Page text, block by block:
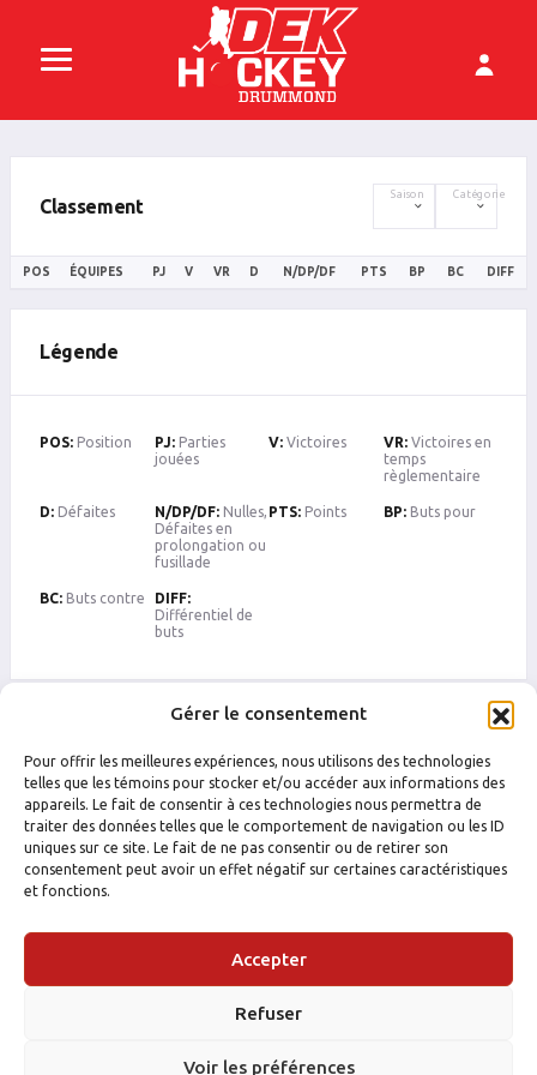
Gérer le consentement
Pour offrir les meilleures expériences, nous utilisons des technologies
telles que les témoins pour stocker et/ou accéder aux informations des
appareils. Le fait de consentir à ces technologies nous permettra de
traiter des données telles que le comportement de navigation ou les ID
uniques sur ce site. Le fait de ne pas consentir ou de retirer son
consentement peut avoir un effet négatif sur certaines caractéristiques
et fonctions.
Accepter
Refuser
Voir les préférences
Classement
Saison Catégorie
POS ÉQUIPES PJ V VR D N/DP/DF PTS BP BC DIFF
Légende
POS: Position PJ:Parties
jouées
V: Victoires VR:Victoires en
temps
règlementaire
D: Défaites N/DP/DF:Nulles,
Défaites en
prolongation ou
fusillade
PTS: Points BP:Buts pour
BC: Buts contre
DIFF:
Différentiel de
buts
INSTAGRAM